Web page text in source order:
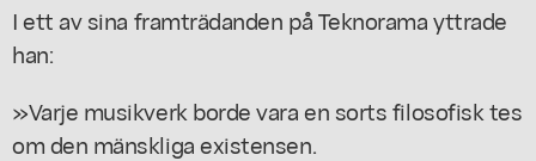
I ett av sina framträdanden på Teknorama yttrade
han:
»Varje musikverk borde vara en sorts filosofisk tes
om den mänskliga existensen.